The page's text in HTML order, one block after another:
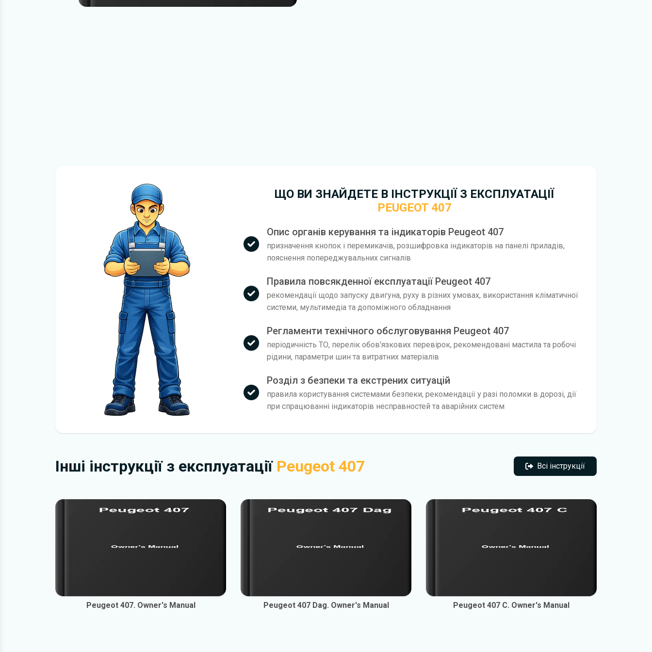
ЩО ВИ ЗНАЙДЕТЕ В ІНСТРУКЦІЇ З ЕКСПЛУАТАЦІЇ
PEUGEOT 407
Опис органів керування та індикаторів Peugeot 407
призначення кнопок і перемикачів, розшифровка індикаторів на панелі приладів,
пояснення попереджувальних сигналів
Правила повсякденної експлуатації Peugeot 407
рекомендації щодо запуску двигуна, руху в різних умовах, використання кліматичної
системи, мультимедіа та допоміжного обладнання
Регламенти технічного обслуговування Peugeot 407
періодичність ТО, перелік обов'язкових перевірок, рекомендовані мастила та робочі
рідини, параметри шин та витратних матеріалів
Розділ з безпеки та екстрених ситуацій
правила користування системами безпеки, рекомендації у разі поломки в дорозі, дії
при спрацюванні індикаторів несправностей та аварійних систем
Інші інструкції з експлуатації Peugeot 407 Всі інструкції
Всі інструкції
Peugeot 407. Owner's Manual Peugeot 407 Dag. Owner's Manual Peugeot 407 C. Owner's Manual